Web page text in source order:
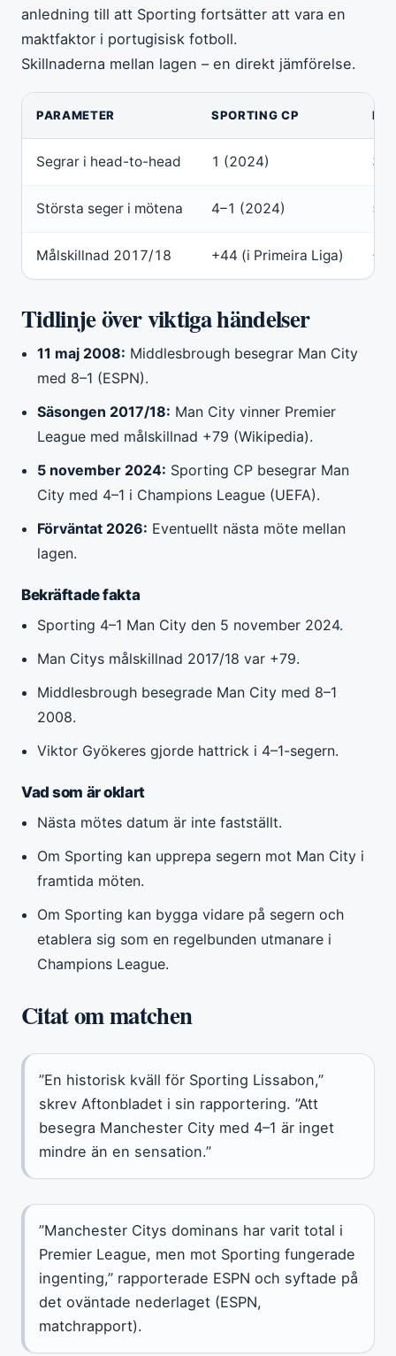
anledning till att Sporting fortsätter att vara en
maktfaktor i portugisisk fotboll.
Skillnaderna mellan lagen – en direkt jämförelse.
PARAMETER SPORTING CP
Segrar i head-to-head 1 (2024) 3
Största seger i mötena 4–1 (2024)
Målskillnad 2017/18 +44 (i Primeira Liga)
Tidlinje över viktiga händelser
11 maj 2008: Middlesbrough besegrar Man City
med 8–1 (ESPN).
Säsongen 2017/18: Man City vinner Premier
League med målskillnad +79 (Wikipedia).
5 november 2024: Sporting CP besegrar Man
City med 4–1 i Champions League (UEFA).
Förväntat 2026: Eventuellt nästa möte mellan
lagen.
Bekräftade fakta
Sporting 4–1 Man City den 5 november 2024.
Man Citys målskillnad 2017/18 var +79.
Middlesbrough besegrade Man City med 8–1
2008.
Viktor Gyökeres gjorde hattrick i 4–1-segern.
Vad som är oklart
Nästa mötes datum är inte fastställt.
Om Sporting kan upprepa segern mot Man City i
framtida möten.
Om Sporting kan bygga vidare på segern och
etablera sig som en regelbunden utmanare i
Champions League.
Citat om matchen
”En historisk kväll för Sporting Lissabon,”
skrev Aftonbladet i sin rapportering. ”Att
besegra Manchester City med 4–1 är inget
mindre än en sensation.”
”Manchester Citys dominans har varit total i
Premier League, men mot Sporting fungerade
ingenting,” rapporterade ESPN och syftade på
det oväntade nederlaget (ESPN,
matchrapport).